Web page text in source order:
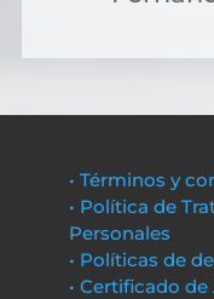
• Términos y
• Política de
Personales
• Políticas de
• Certificado